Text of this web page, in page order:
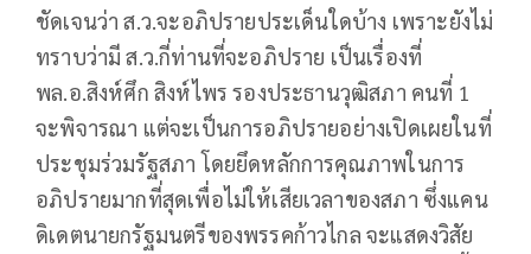
ชัดเจนว่า ส.ว.จะอภิปรายประเด็นใดบ้าง เพราะยังไม่
ทราบว่ามี ส.ว.กี่ท่านที่จะอภิปราย เป็นเรื่องที่
พล.อ.สิงห์ศึก สิงห์ไพร รองประธานวุฒิสภา คนที่ 1
จะพิจารณา แต่จะเป็นการอภิปรายอย่างเปิดเผยในที่
ประชุมร่วมรัฐสภา โดยยึดหลักการคุณภาพในการ
อภิปรายมากที่สุดเพื่อไม่ให้เสียเวลาของสภา ซึ่งแคน
ดิเดตนายกรัฐมนตรีของพรรคก้าวไกล จะแสดงวิสัย